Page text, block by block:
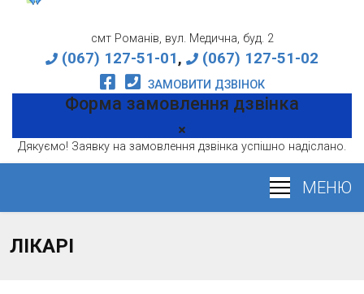
смт Романів, вул. Медична, буд. 2
(067) 127-51-01, (067) 127-51-02
ЗАМОВИТИ ДЗВІНОК
Форма замовлення дзвінка
Дякуємо! Заявку на замовлення дзвінка успішно надіслано.
ЛІКАРІ